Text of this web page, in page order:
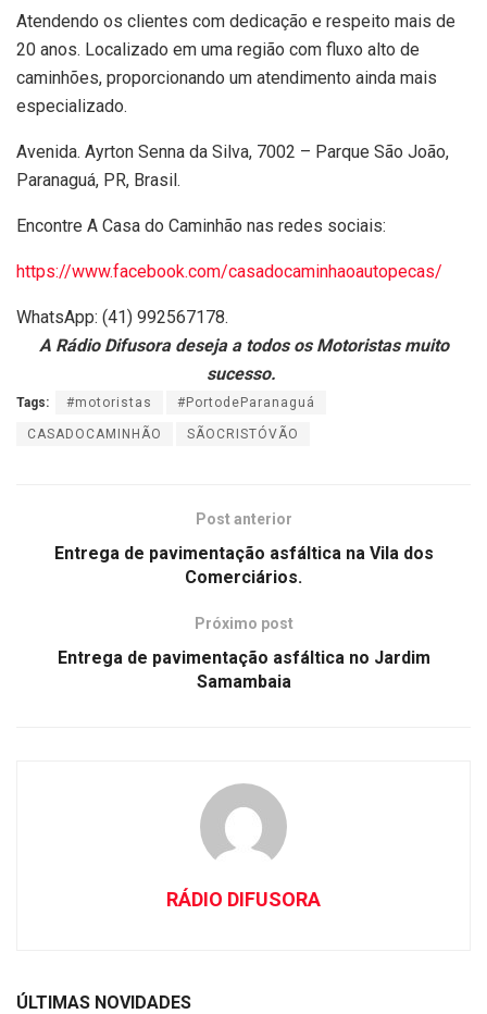
Atendendo os clientes com dedicação e respeito mais de
20 anos. Localizado em uma região com fluxo alto de
caminhões, proporcionando um atendimento ainda mais
especializado.
Avenida. Ayrton Senna da Silva, 7002 – Parque São João,
Paranaguá, PR, Brasil.
Encontre A Casa do Caminhão nas redes sociais:
https://www.facebook.com/casadocaminhaoautopecas/
WhatsApp: (41) 992567178.
A Rádio Difusora deseja a todos os Motoristas muito
sucesso.
Tags: #motoristas #PortodeParanaguá
CASADOCAMINHÃO SÃOCRISTÓVÃO
Post anterior
Entrega de pavimentação asfáltica na Vila dos
Comerciários.
Próximo post
Entrega de pavimentação asfáltica no Jardim
Samambaia
RÁDIO DIFUSORA
ÚLTIMAS NOVIDADES